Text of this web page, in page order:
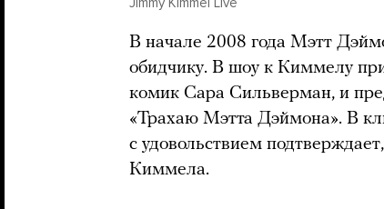
В начале 2008 года Мэтт
обидчику. В шоу к Киммелу
комик Сара Сильверман, и
«Трахаю Мэтта Дэймона». В
с удовольствием
Киммела.